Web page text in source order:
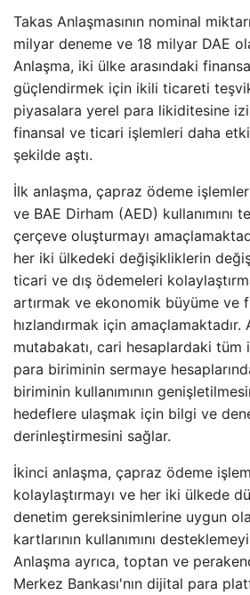
Takas Anlaşmasının nominal
milyar deneme ve 18 milyar DAE
Anlaşma, iki ülke arasındaki
güçlendirmek için ikili ticareti
piyasalara yerel para likiditesine
finansal ve ticari işlemleri daha
şekilde aştı.
İlk anlaşma, çapraz ödeme
ve BAE Dirham (AED) kullanımını
çerçeve oluşturmayı
her iki ülkedeki değişikliklerin
ticari ve dış ödemeleri
artırmak ve ekonomik büyüme ve
hızlandırmak için amaçlamaktadır.
mutabakatı, cari hesaplardaki tüm
para biriminin sermaye
biriminin kullanımının
hedeflere ulaşmak için bilgi ve
derinleştirmesini sağlar.
İkinci anlaşma, çapraz ödeme
kolaylaştırmayı ve her iki ülkede
denetim gereksinimlerine uygun
kartlarının kullanımını
Anlaşma ayrıca, toptan ve
Merkez Bankası'nın dijital para